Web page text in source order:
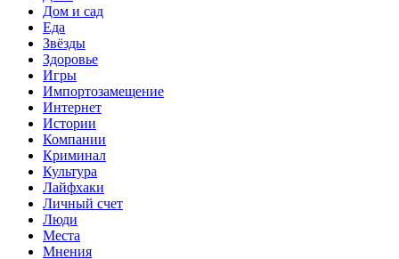
Дом и сад
Еда
Звёзды
Здоровье
Игры
Импортозамещение
Интернет
Истории
Компании
Криминал
Культура
Лайфхаки
Личный счет
Люди
Места
Мнения